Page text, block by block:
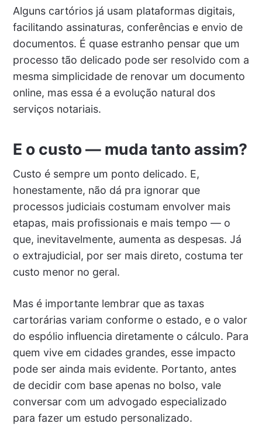
Alguns cartórios já usam plataformas digitais,
facilitando assinaturas, conferências e envio de
documentos. É quase estranho pensar que um
processo tão delicado pode ser resolvido com a
mesma simplicidade de renovar um documento
online, mas essa é a evolução natural dos
serviços notariais.
E o custo — muda tanto assim?
Custo é sempre um ponto delicado. E,
honestamente, não dá pra ignorar que
processos judiciais costumam envolver mais
etapas, mais profissionais e mais tempo — o
que, inevitavelmente, aumenta as despesas. Já
o extrajudicial, por ser mais direto, costuma ter
custo menor no geral.
Mas é importante lembrar que as taxas
cartorárias variam conforme o estado, e o valor
do espólio influencia diretamente o cálculo. Para
quem vive em cidades grandes, esse impacto
pode ser ainda mais evidente. Portanto, antes
de decidir com base apenas no bolso, vale
conversar com um advogado especializado
para fazer um estudo personalizado.